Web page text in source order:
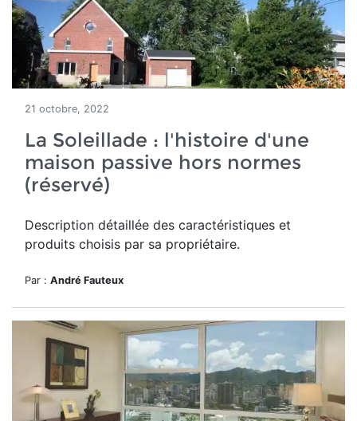
21 octobre, 2022
La Soleillade : l'histoire d'une
maison passive hors normes
(réservé)
Description détaillée des caractéristiques et
produits choisis par sa propriétaire.
Par : André Fauteux